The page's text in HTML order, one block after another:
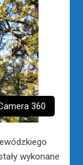
360
wykonane